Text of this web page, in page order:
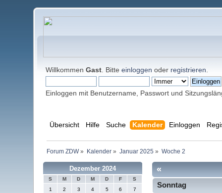
WillkommenGast . Bitteeinloggen oder registrieren
Einloggen mit Benutzername, Passwort und
Übersicht Hilfe Suche Kalender Einloggen
Forum ZDW» Kalender» Januar 2025 » Woche 2
Dezember 2024
S M D M D F
S
1
2 3 4 5 6 7
«
Sonntag